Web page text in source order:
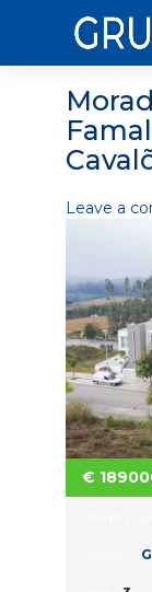
Leave a
€